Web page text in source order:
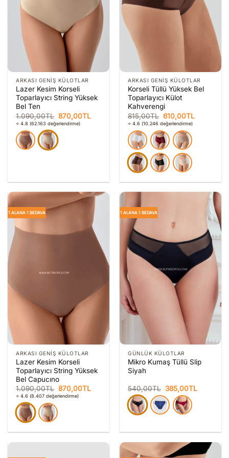
ARKASI GENIŞ KÜLOTLAR
Lazer Kesim Korseli
Toparlayıcı String Yüksek
Bel Ten
1.090,00TL Orijinal
fiyat:
1.090,00TL.
870,00TL
⭐ 4.8 (62.163 değerlendirme)
ARKASI GENIŞ KÜLOTLAR
Korseli Tüllü Yüksek Bel
Toparlayıcı Külot
Kahverengi
815,00TL Orijinal
fiyat:
815,00TL.
610,00TL
⭐ 4.6 (10.246 değerlendirme)
1 ALANA 1 BEDAVA
ARKASI GENIŞ KÜLOTLAR
Lazer Kesim Korseli
Toparlayıcı String Yüksek
Bel Capucıno
1.090,00TL Orijinal
fiyat:
1.090,00TL.
870,00TL
⭐ 4.6 (8.407 değerlendirme)
1 ALANA 1 BEDAVA
GÜNLÜK KÜLOTLAR
Mikro Kumaş Tüllü Slip
Siyah
540,00TL Orijinal
fiyat:
540,00TL.
385,00TL